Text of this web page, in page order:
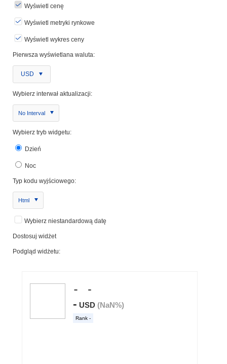
Wyświetl cenę
Wyświetl metryki rynkowe
Wyświetl wykres ceny
Pierwsza wyświetlana waluta:
USD
Wybierz interwał aktualizacji:
No Interval
Wybierz tryb widgetu:
Dzień
Noc
Typ kodu wyjściowego:
Html
Wybierz niestandardową datę
Dostosuj widżet
Podgląd widżetu: